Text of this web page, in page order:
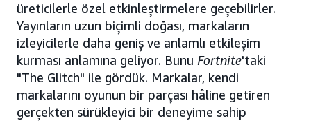
üreticilerle özel etkinleştirmelere geçebilirler.
Yayınların uzun biçimli doğası, markaların
izleyicilerle daha geniş ve anlamlı etkileşim
kurması anlamına geliyor. Bunu Fortnite'taki
"The Glitch" ile gördük. Markalar, kendi
markalarını oyunun bir parçası hâline getiren
gerçekten sürükleyici bir deneyime sahip